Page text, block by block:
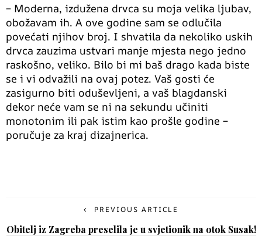
– Moderna, izdužena drvca su moja velika ljubav,
obožavam ih. A ove godine sam se odlučila
povećati njihov broj. I shvatila da nekoliko uskih
drvca zauzima ustvari manje mjesta nego jedno
raskošno, veliko. Bilo bi mi baš drago kada biste
se i vi odvažili na ovaj potez. Vaš gosti će
zasigurno biti oduševljeni, a vaš blagdanski
dekor neće vam se ni na sekundu učiniti
monotonim ili pak istim kao prošle godine –
poručuje za kraj dizajnerica.
PREVIOUS ARTICLE
Obitelj iz Zagreba preselila je u svjetionik na otok Susak!